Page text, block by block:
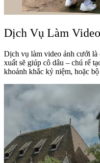
Dịch Vụ Làm
Dịch vụ làm video ảnh cưới là
xuất sẽ giúp cô dâu – chú rể
khoảnh khắc kỷ niệm, hoặc